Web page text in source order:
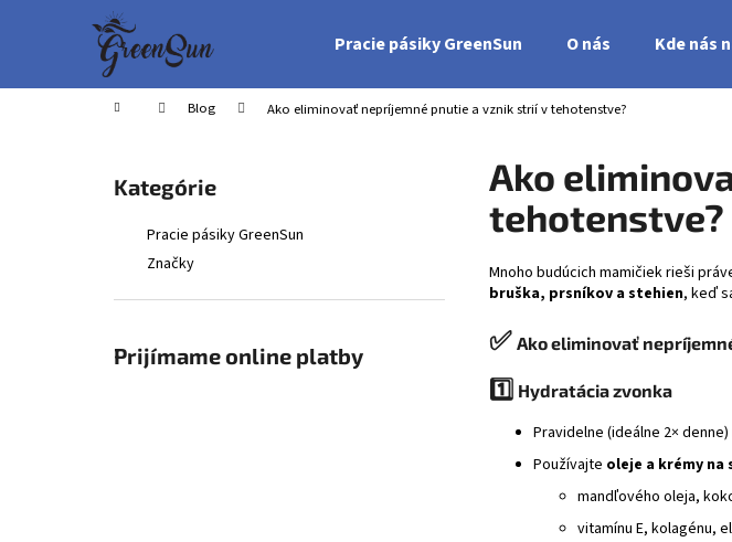
Pracie pásiky GreenSun O nás Kde nás
Domov Blog Ako eliminovať nepríjemné pnutie a vznik strií v tehotenstve?
Preskočiť
kategórie
Kategórie
Pracie pásiky GreenSun
Značky
Prijímame online platby
Ako
tehotenstve?
Mnoho budúcich mamičiek rieši
bruška, prsníkov a stehien, keď
✅ Ako eliminovať
1️⃣ Hydratácia zvonka
Pravidelne (ideálne 2×
Používajte oleje a krémy na
mandľového oleja,
vitamínu E, kolagénu,
í
Späť
do
Späť
do
Čo potrebujete